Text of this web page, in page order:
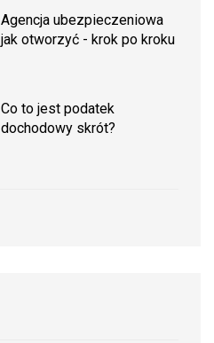
Agencja ubezpieczeniowa
jak otworzyć - krok po kroku
Co to jest podatek
dochodowy skrót?